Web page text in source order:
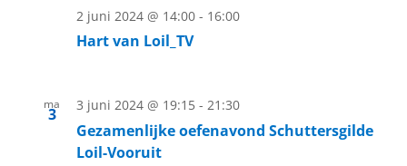
2 juni 2024 @ 14:00 - 16:00
Hart van Loil_TV
ma
3 3 juni 2024 @ 19:15 - 21:30
Gezamenlijke oefenavond Schuttersgilde
Loil-Vooruit